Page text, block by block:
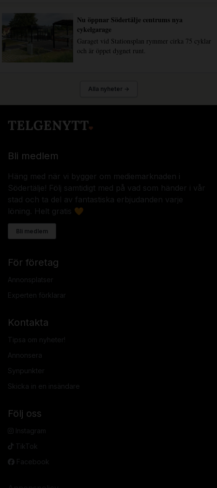
Nu öppnar Södertälje centrums nya
cykelgarage
Garaget vid Stationsplan rymmer cirka 75 cyklar
och är öppet dygnet runt.
Alla nyheter →
Bli medlem
Häng med när vi bygger om mediemarknaden i
Södertälje! Följ samtidigt med på vad som händer i vår
stad och ta del av fantastiska erbjudanden varje
löning. Helt gratis 🧡
Bli medlem
För företag
Annonsplatser
Experten förklarar
Kontakta
Tipsa om nyheter!
Annonsera
Synpunkter
Skicka in en insändare
Följ oss
Instagram
TikTok
Facebook